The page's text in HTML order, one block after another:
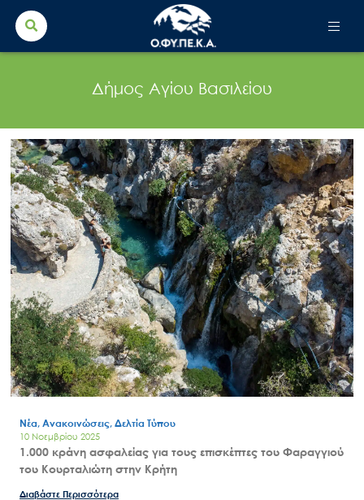
Search
for:
Δήμος Αγίου Βασιλείου
Νέα, Ανακοινώσεις, Δελτία Τύπου
10 Νοεμβρίου 2025
1.000 κράνη ασφαλείας για τους επισκέπτες του Φαραγγιού
του Κουρταλιώτη στην Κρήτη
Διαβάστε Περισσότερα